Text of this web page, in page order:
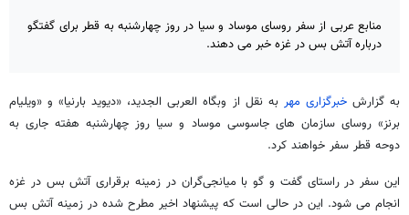
منابع عربی از سفر روسای موساد و سیا در روز چهارشنبه به قطر برای گفتگو
درباره آتش بس در غزه خبر می دهند.
به گزارشخبرگزاری مهر به نقل از وبگاه العربی الجدید، «دیوید بارنیا» و «ویلیام
برنز» روسای سازمان های جاسوسی موساد و سیا روز چهارشنبه هفته جاری به
دوحه قطر سفر خواهند کرد.
این سفر در راستای گفت و گو با میانجی‌گران در زمینه برقراری آتش بس در غزه
انجام می شود. این در حالی است که پیشنهاد اخیر مطرح شده در زمینه آتش بس